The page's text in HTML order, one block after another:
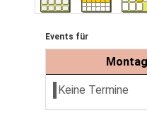
Events für
Keine Termine